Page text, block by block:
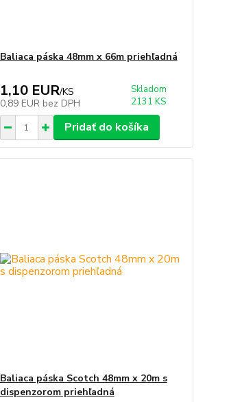
Baliaca páska 48mm x 66m priehľadná
1,10 EUR/KS
0,89 EUR bez DPH
Skladom
2131 KS
Pridať do košíka
Baliaca páska Scotch 48mm x 20m s
dispenzorom priehľadná